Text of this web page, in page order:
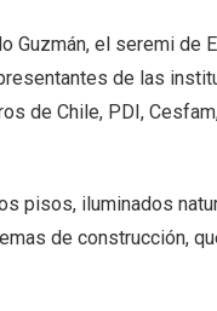
Guzmán, el seremi de
de las
de Chile, PDI,
pisos, iluminados
de construcción,